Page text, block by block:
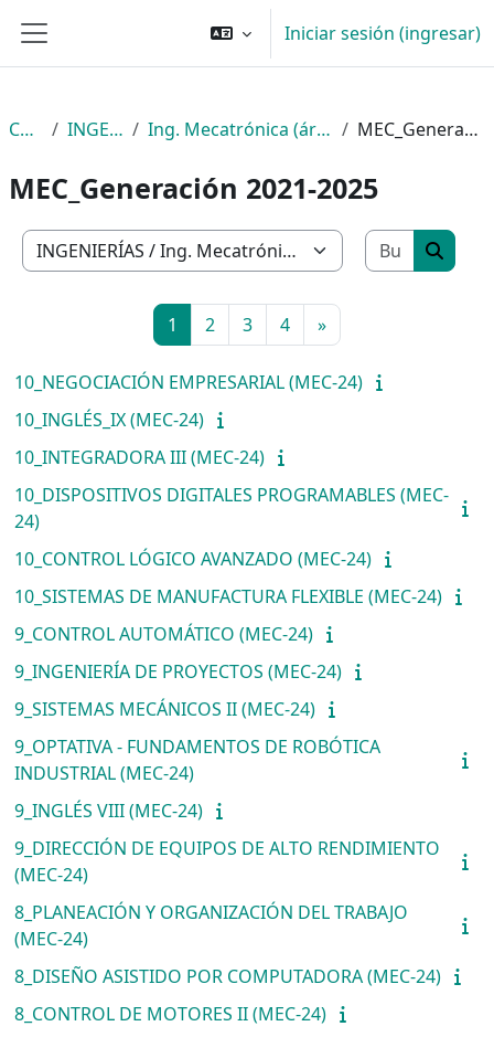
Pánel lateral
Iniciar sesión (ingresar)
Cursos INGENIERÍAS Ing. Mecatrónica (área Automatización) MEC_Generación 2021-2025
MEC_Generación 2021-2025
Categorías
Buscar
1 Página 1
2 Página 2
3Página 3
4Página 4
»Página siguiente
10_NEGOCIACIÓN EMPRESARIAL (MEC-24)
10_INGLÉS_IX (MEC-24)
10_INTEGRADORA III (MEC-24)
10_DISPOSITIVOS DIGITALES PROGRAMABLES (MEC-
24)
10_CONTROL LÓGICO AVANZADO (MEC-24)
10_SISTEMAS DE MANUFACTURA FLEXIBLE (MEC-24)
9_CONTROL AUTOMÁTICO (MEC-24)
9_INGENIERÍA DE PROYECTOS (MEC-24)
9_SISTEMAS MECÁNICOS II (MEC-24)
9_OPTATIVA - FUNDAMENTOS DE ROBÓTICA
INDUSTRIAL (MEC-24)
9_INGLÉS VIII (MEC-24)
9_DIRECCIÓN DE EQUIPOS DE ALTO RENDIMIENTO
(MEC-24)
8_PLANEACIÓN Y ORGANIZACIÓN DEL TRABAJO
(MEC-24)
8_DISEÑO ASISTIDO POR COMPUTADORA (MEC-24)
8_CONTROL DE MOTORES II (MEC-24)